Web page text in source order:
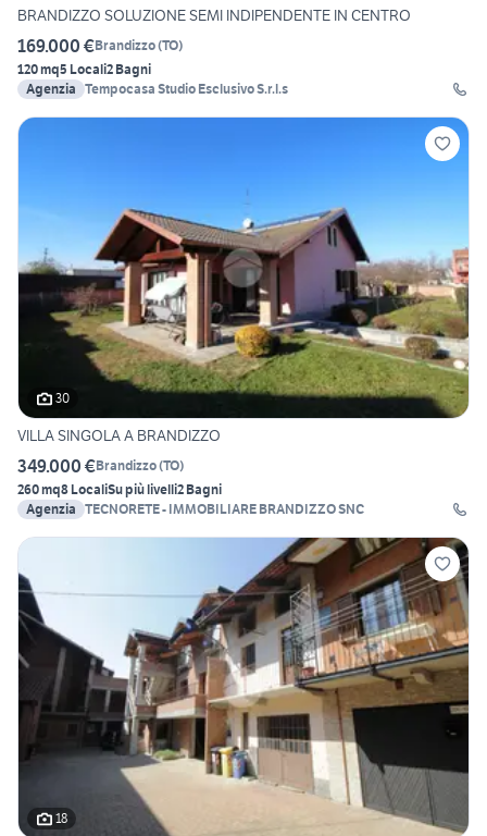
BRANDIZZO SOLUZIONE SEMI INDIPENDENTE IN CENTRO
169.000 €Brandizzo(TO)
120 mq5 Locali2 Bagni
Agenzia Tempocasa Studio Esclusivo S.r.l.s
30
VILLA SINGOLA A BRANDIZZO
349.000 €Brandizzo(TO)
260 mq8 LocaliSu più livelli2 Bagni
Agenzia TECNORETE - IMMOBILIARE BRANDIZZO SNC
18